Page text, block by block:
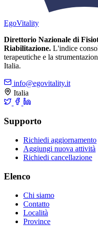
EgoVitality
Direttorio Nazionale di
Riabilitazione. L'indice
terapeutiche e la
Italia.
info@egovitality.it
Italia
Supporto
Richiedi aggiornamento
Aggiungi nuova attività
Richiedi cancellazione
Elenco
Chi siamo
Contatto
Località
Province